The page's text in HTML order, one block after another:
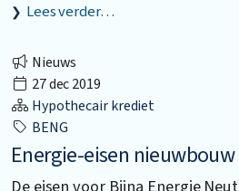
Lees verder…
Nieuws
27 dec 2019
Hypothecair krediet
BENG
Energie-eisen
De eisen voor Bijna Energie